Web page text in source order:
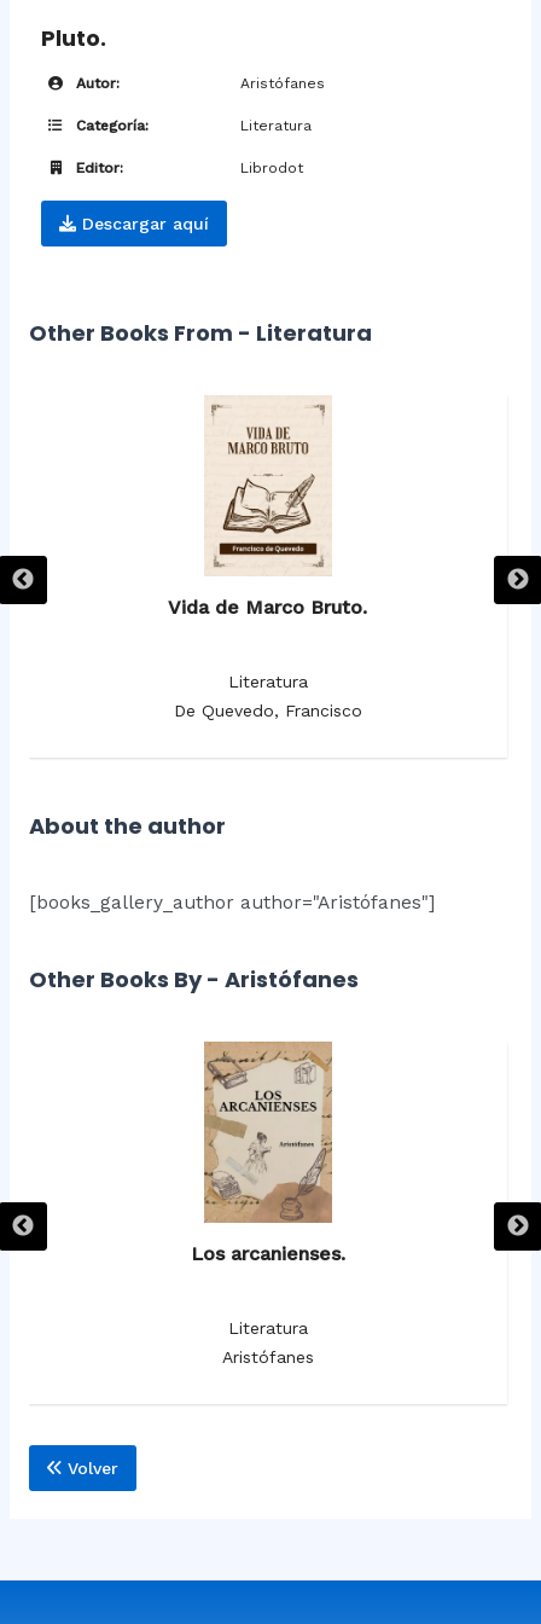
Pluto.
Autor: Aristófanes
Categoría: Literatura
Editor: Librodot
Descargar aquí
Other Books From - Literatura
Vida de Marco Bruto.
Literatura
De Quevedo, Francisco
About the author
[books_gallery_author author="Aristófanes"]
Other Books By - Aristófanes
Los arcanienses.
Literatura
Aristófanes
Volver